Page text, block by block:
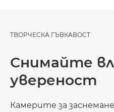
ТВОРЧЕСКА ГЪВКАВОСТ
Снимайте
увереност
Камерите за